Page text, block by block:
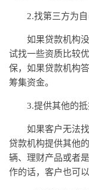
2.找第三方为
如果贷款机构
试找一些资质比较
保，如果贷款机构
筹集资金。
3.提供其他的
如果客户无法
贷款机构提供其他
辆、理财产品或者
作的话，客户也可